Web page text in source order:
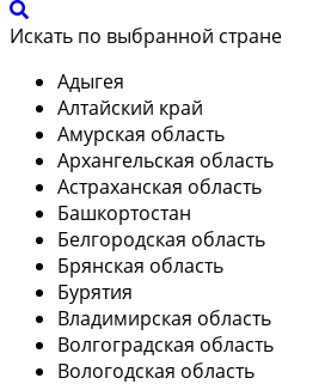
Искать по выбранной стране
Адыгея
Алтайский край
Амурская область
Архангельская область
Астраханская область
Башкортостан
Белгородская область
Брянская область
Бурятия
Владимирская область
Волгоградская область
Вологодская область